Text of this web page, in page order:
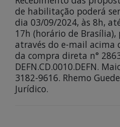
de habilitação poderá
dia 03/09/2024, às 8h,
17h (horário de
através do e-mail acima
da compra direta n°
DEFN.CD.0010.DEFN.
3182-9616. Rhemo
Jurídico.